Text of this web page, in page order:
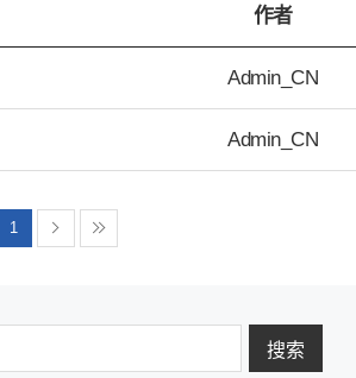
作者
Admin_CN
Admin_CN
1
搜索